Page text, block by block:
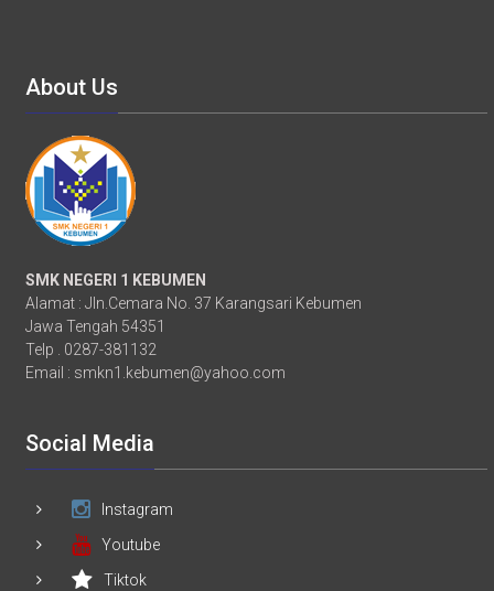
About Us
SMK NEGERI 1 KEBUMEN
Alamat : Jln.Cemara No. 37 Karangsari Kebumen
Jawa Tengah 54351
Telp . 0287-381132
Email : smkn1.kebumen@yahoo.com
Social Media
Instagram
Youtube
Tiktok